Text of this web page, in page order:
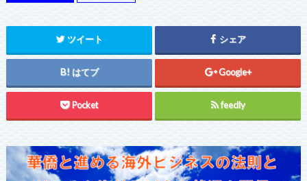
ツイート シェア
はてブ Google+
Pocket feedly